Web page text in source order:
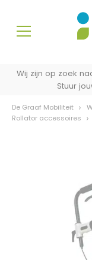
Wij zijn op zoek
Stuur
De Graaf Mobiliteit
Rollator accessoires